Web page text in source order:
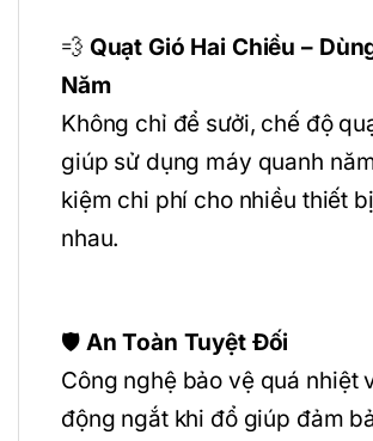
💨 Quạt Gió Hai Chiều –
Năm
Không chỉ để sưởi, chế độ
giúp sử dụng máy quanh
kiệm chi phí cho nhiều thiết
nhau.
🛡️ An Toàn Tuyệt Đối
Công nghệ bảo vệ quá nhiệt
động ngắt khi đổ giúp đảm